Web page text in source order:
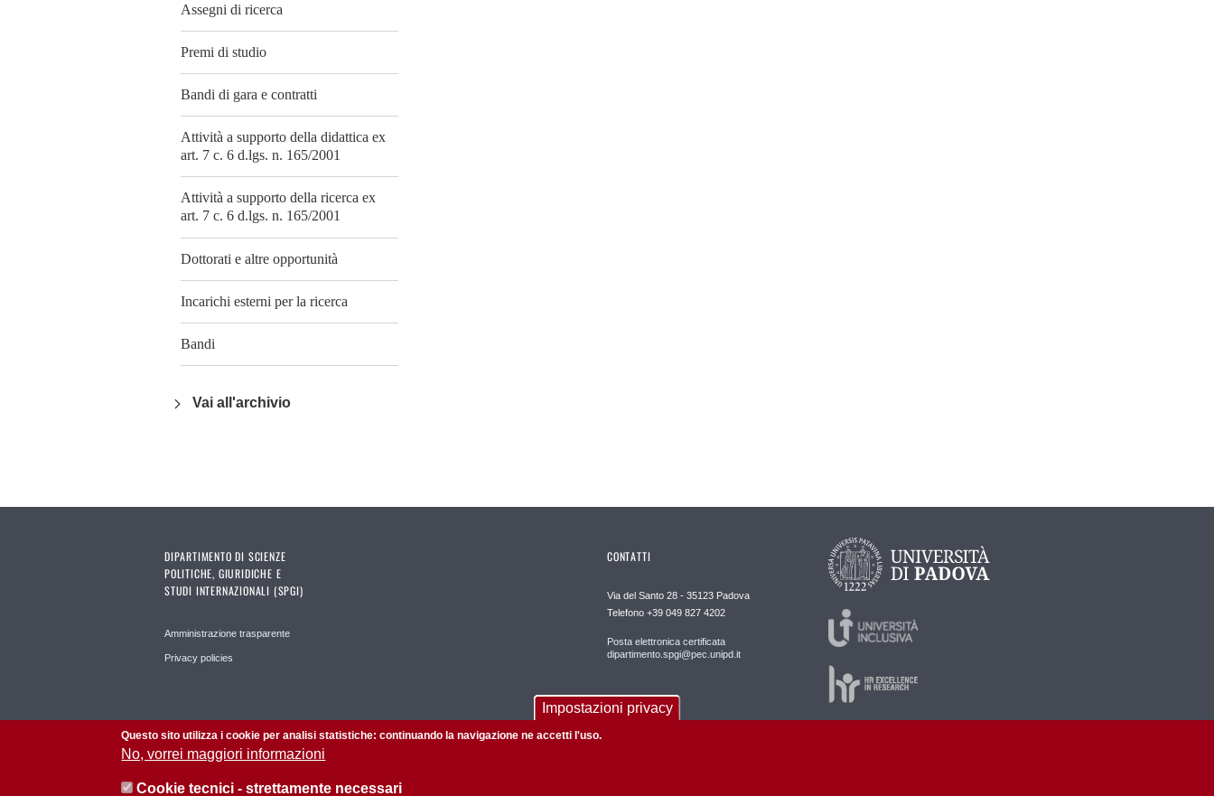
Assegni di ricerca
Premi di studio
Bandi di gara e contratti
Attività a supporto della didattica ex
art. 7 c. 6 d.lgs. n. 165/2001
Attività a supporto della ricerca ex
art. 7 c. 6 d.lgs. n. 165/2001
Dottorati e altre opportunità
Incarichi esterni per la ricerca
Bandi
Vai all'archivio
DIPARTIMENTO DI SCIENZE
POLITICHE, GIURIDICHE E
STUDI INTERNAZIONALI (SPGI)
Amministrazione trasparente
Privacy policies
CONTATTI
Via del Santo 28 - 35123 Padova
Telefono +39 049 827 4202
Posta elettronica certificata
dipartimento.spgi@pec.unipd.it
Impostazioni privacy
Questo sito utilizza i cookie per analisi statistiche: continuando la navigazione ne accetti l'uso.
No, vorrei maggiori informazioni
Cookie tecnici - strettamente necessari